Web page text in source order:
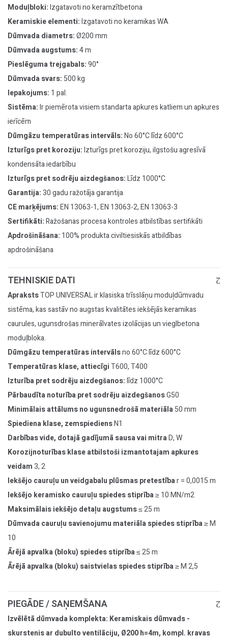
Moduļbloki:Izgatavoti no keramzītbetona
Keramiskie elementi:Izgatavoti no keramikas WA
Dūmvada diametrs:Ø200 mm
Dūmvada augstums:4 m
Pieslēguma trejgabals:90°
Dūmvada svars: 500 kg
Iepakojums: 1 pal.
Sistēma:Ir piemērota visiem standarta apkures katliem un apkures
ierīcēm
Dūmgāzu temperatūras intervāls:No 60°C līdz 600°C
Izturīgs pret koroziju:Izturīgs pret koroziju, ilgstošu agresīvā
kondensāta iedarbību
Izturīgs pret sodrēju aizdegšanos:Līdz 1000°C
Garantija:30 gadu ražotāja garantija
CE marķējums:EN 13063-1, EN 13063-2, EN 13063-3
Sertifikāti:Ražošanas procesa kontroles atbilstības sertifikāti
Apdrošināšana: 100% produkta civiltiesiskās atbildības
apdrošināšana
TEHNISKIE DATI
AprakstsTOP UNIVERSAL ir klasiska trīsslāņu moduļdūmvadu
sistēma, kas sastāv no augstas kvalitātes iekšējās keramikas
caurules, ugunsdrošas minerālvates izolācijas un vieglbetona
moduļbloka.
Dūmgāzu temperatūras intervālsno 60°C līdz 600°C
Temperatūras klase, attiecīgiT600, T400
Izturība pret sodrēju aizdegšanos:līdz 1000°C
Pārbaudīta noturība pret sodrēju aizdegšanosG50
Minimālais attālums no ugunsnedrošā materiāla50 mm
Spiediena klase, zemspiediensN1
Darbības vide, dotajā gadījumā sausa vai mitraD, W
Korozijnoturības klase atbilstoši izmantotajam apkures
veidam3, 2
Iekšējo cauruļu un veidgabalu plūsmas pretestībar = 0,0015 m
Iekšējo keramisko cauruļu spiedes stiprība≥ 10 MN/m2
Maksimālais iekšējo detaļu augstums≤ 25 m
Dūmvada cauruļu savienojumu materiāla spiedes stiprība≥ M
10
Ārējā apvalka (bloku) spiedes stiprība≤ 25 m
Ārējā apvalka (bloku) saistvielas spiedes stiprība≥ M 2,5
PIEGĀDE / SAŅEMŠANA
Izvēlētā dūmvada komplekta: Keramiskais dūmvads -
skurstenis ar dubulto ventilāciju, Ø200 h=4m, kompl. kravas